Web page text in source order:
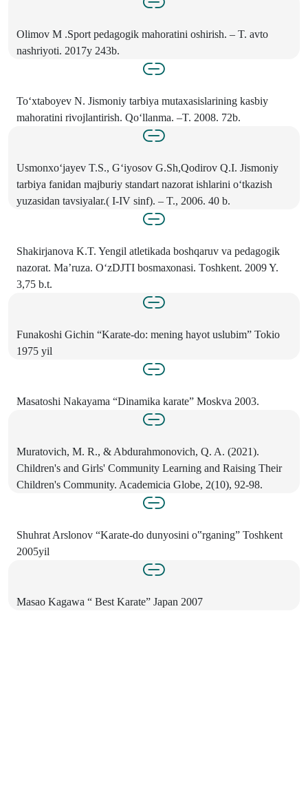
Olimov M .Sport pedagogik mahoratini oshirish. – T. avto
nashriyoti. 2017y 243b.
To‘xtaboyev N. Jismoniy tarbiya mutaxasislarining kasbiy
mahoratini rivojlantirish. Qo‘llanma. –T. 2008. 72b.
Usmonxo‘jayev T.S., G‘iyosov G.Sh,Qodirov Q.I. Jismoniy
tarbiya fanidan majburiy standart nazorat ishlarini o‘tkazish
yuzasidan tavsiyalar.( I-IV sinf). – T., 2006. 40 b.
Shаkirjаnоvа K.T. Yengil atletikаdа bоshqаruv vа pedagogik
nаzоrаt. Mа’ruzа. O‘zDJTI bоsmахоnаsi. Tоshkent. 2009 Y.
3,75 b.t.
Funakoshi Gichin “Karate-do: mening hayot uslubim” Tokio
1975 yil
Маsatoshi Nakayama “Dinamika karate” Moskva 2003.
Muratovich, M. R., & Abdurahmonovich, Q. A. (2021).
Children's and Girls' Community Learning and Raising Their
Children's Community. Academicia Globe, 2(10), 92-98.
Shuhrat Arslonov “Karate-do dunyosini o‟rganing” Toshkent
2005yil
Masao Kagawa “ Best Karate” Japan 2007